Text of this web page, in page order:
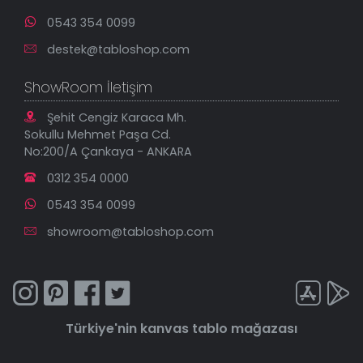
0543 354 0099
destek@tabloshop.com
ShowRoom İletişim
Şehit Cengiz Karaca Mh.
Sokullu Mehmet Paşa Cd.
No:200/A Çankaya - ANKARA
0312 354 0000
0543 354 0099
showroom@tabloshop.com
Türkiye'nin kanvas tablo mağazası